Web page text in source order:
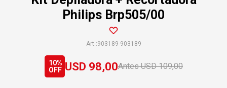
Philips Brp505/00
903189-903189
USD 98,00 USD 109,00
10